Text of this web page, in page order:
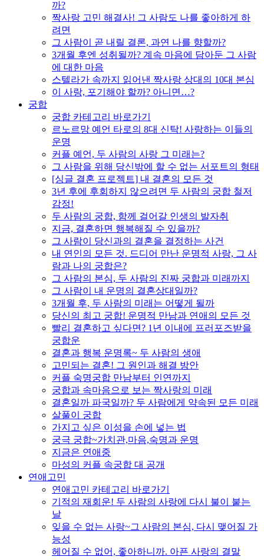
까?
짝사랑 고민 해결사! 그 사람도 나를 좋아하게 하
려면
그 사람이 곧 내릴 결론, 과연 나를 향할까?
3개월 후엔 성취될까? 계속 마음에 담아둔 그 사람
에 대한 마음
스텔라가 속까지 읽어낸 짝사랑 상대의 10대 본심
이 사랑, 포기해야 할까? 아니면…?
궁합
궁합 카테고리 바로가기
르노르망 예언 타로의 8대 신탁! 사랑하는 이들의
운명
커플 예언, 두 사람의 사랑 그 미래는?
그 사람을 위해 당신밖에 할 수 없는 서포트의 형태
[싱글 결혼 프로젝트] 내 결혼의 모든 것
3년 후에 후회하지 않으려면 두 사람의 궁합 철저
감정!
두 사람의 궁합, 함께 걸어갈 인생의 발자취
지금, 결혼하면 행복해질 수 있을까?
그 사람이 당신과의 결혼을 결정하는 사건
내 연인의 모든 것. 드디어 만난 운명적 사랑, 그 사
람과 나의 궁합은?
그 사람의 본심, 두 사람의 진짜 궁합과 미래까지
그 사람이 내 운명의 결혼상대일까?
3개월 후, 두 사람의 미래는 어떻게 될까
당신의 최고 궁합! 운명적 만남과 연애의 모든 것
빨리 결혼하고 싶다면? 1년 이내에 프러포즈받을
궁합운
결혼과 행복 운명록~ 두 사람의 생애
고민되는 결혼! 그 원인과 해결 방안
커플 숙명궁합 만남부터 인연까지
궁합과 속마음으로 보는 짝사랑의 미래
결혼일까 파국일까? 두 사람에게 약속된 모든 미래
살풀이 궁합
가지고 싶은 이성을 손에 넣는 법
궁극 궁합~가치관,마음,숙명과 운명
지금은 연애중
마성의 커플 속궁합 대 공개
연애고민
연애고민 카테고리 바로가기
기적의 재회운! 두 사람의 사랑에 다시 불이 붙는
날
잊을 수 없는 사랑~그 사람의 본심, 다시 맺어질 가
능성
헤어질 수 없어, 좋아하니까. 아픈 사랑의 결말